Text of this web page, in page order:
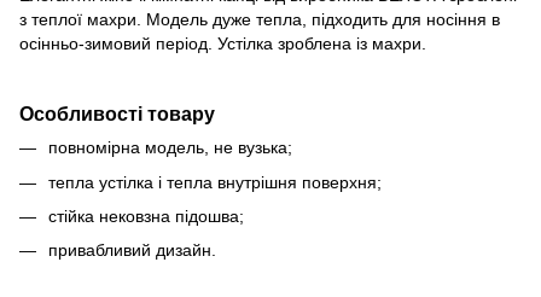
з теплої махри. Модель дуже тепла, підходить для носіння в
осінньо-зимовий період. Устілка зроблена із махри.
Особливості товару
повномірна модель, не вузька;
тепла устілка і тепла внутрішня поверхня;
стійка нековзна підошва;
привабливий дизайн.